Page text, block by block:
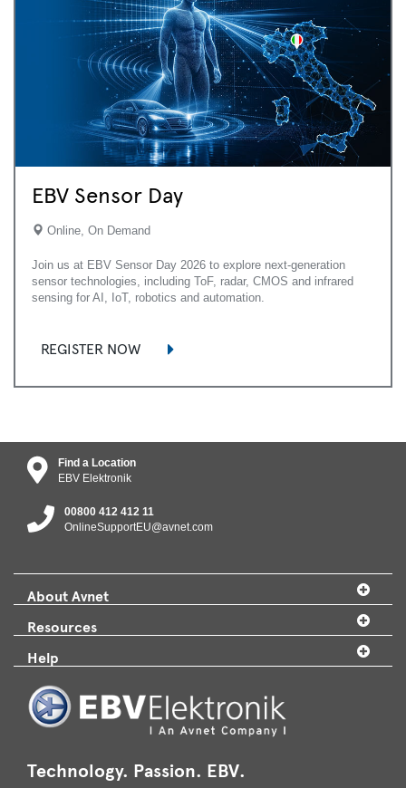
EBV Sensor Day
Online, On Demand
Join us at EBV Sensor Day 2026 to explore next-generation
sensor technologies, including ToF, radar, CMOS and infrared
sensing for AI, IoT, robotics and automation.
REGISTER NOW
Find a Location
EBV Elektronik
00800 412 412 11
OnlineSupportEU@avnet.com
About Avnet
Resources
Help
Technology. Passion. EBV.